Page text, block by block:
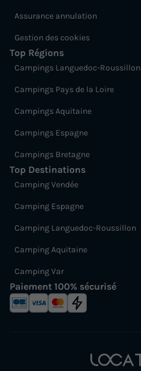
Assurance annulation
Gestion des cookies
Top Régions
Campings Languedoc-Roussillon
Campings Pays de la Loire
Campings Aquitaine
Campings Espagne
Campings Bretagne
Top Destinations
Camping Vendée
Camping Espagne
Camping Languedoc-Roussillon
Camping Aquitaine
Camping Var
Paiement 100% sécurisé